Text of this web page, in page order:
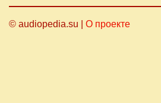
© audiopedia.su | О проекте